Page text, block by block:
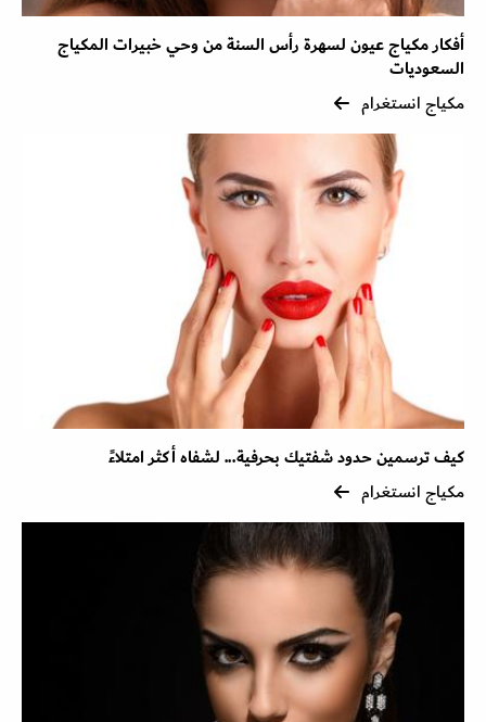
أفكار مكياج عيون لسهرة رأس السنة من وحي خبيرات المكياج
السعوديات
مكياج انستغرام
كيف ترسمين حدود شفتيك بحرفية... لشفاه أكثر امتلاءً
مكياج انستغرام